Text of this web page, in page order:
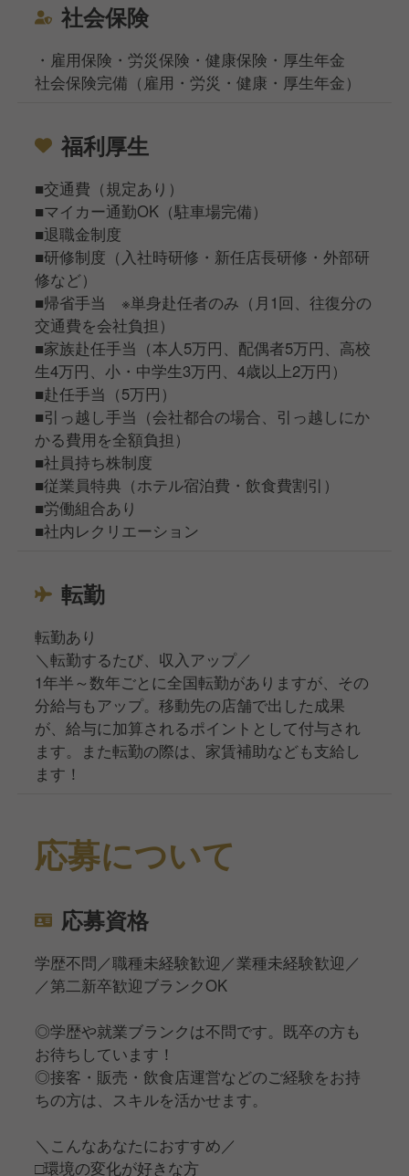
社会保険
・雇用保険・労災保険・健康保険・厚生年金
社会保険完備（雇用・労災・健康・厚生年金）
福利厚生
■交通費（規定あり）
■マイカー通勤OK（駐車場完備）
■退職金制度
■研修制度（入社時研修・新任店長研修・外部研
修など）
■帰省手当 ※単身赴任者のみ（月1回、往復分の
交通費を会社負担）
■家族赴任手当（本人5万円、配偶者5万円、高校
生4万円、小・中学生3万円、4歳以上2万円）
■赴任手当（5万円）
■引っ越し手当（会社都合の場合、引っ越しにか
かる費用を全額負担）
■社員持ち株制度
■従業員特典（ホテル宿泊費・飲食費割引）
■労働組合あり
■社内レクリエーション
転勤
転勤あり
＼転勤するたび、収入アップ／
1年半～数年ごとに全国転勤がありますが、その
分給与もアップ。移動先の店舗で出した成果
が、給与に加算されるポイントとして付与され
ます。また転勤の際は、家賃補助なども支給し
ます！
応募について
応募資格
学歴不問／職種未経験歓迎／業種未経験歓迎／
／第二新卒歓迎ブランクOK
◎学歴や就業ブランクは不問です。既卒の方も
お待ちしています！
◎接客・販売・飲食店運営などのご経験をお持
ちの方は、スキルを活かせます。
＼こんなあなたにおすすめ／
□環境の変化が好きな方